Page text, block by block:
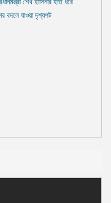
বদলে যাওয়া দৃশ্যপট